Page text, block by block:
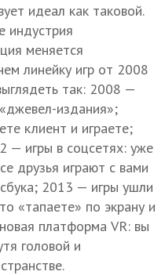
идеал как таковой.
индустрия
меняется
линейку игр от 2008
так: 2008 —
издания»;
клиент и играете;
— игры в соцсетях: уже
друзья играют с вами
2013 — игры ушли
«тапаете» по экрану и
платформа VR: вы
головой и